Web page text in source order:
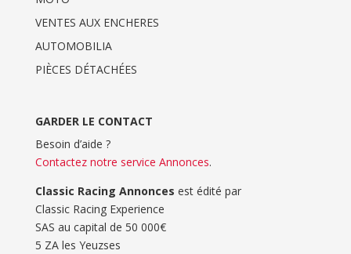
VENTES AUX ENCHERES
AUTOMOBILIA
PIÈCES DÉTACHÉES
GARDER LE CONTACT
Besoin d’aide ?
Contactez notre service Annonces.
Classic Racing Annonces est édité par
Classic Racing Experience
SAS au capital de 50 000€
5 ZA les Yeuzses